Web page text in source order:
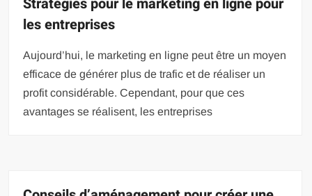
les entreprises
Aujourd’hui, le marketing en ligne peut être un moyen
efficace de générer plus de trafic et de réaliser un
profit considérable. Cependant, pour que ces
avantages se réalisent, les entreprises